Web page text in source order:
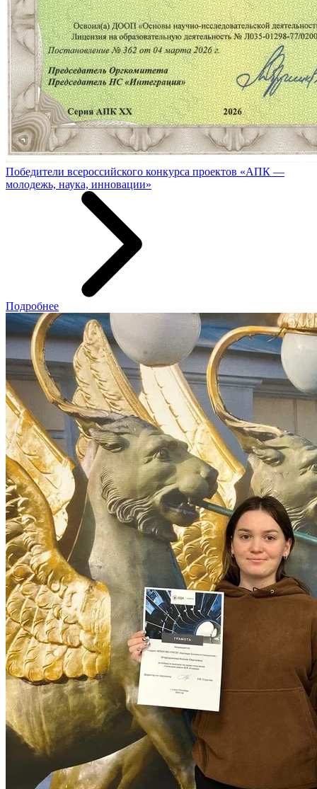
Победители всероссийского конкурса проектов «АПК —
молодежь, наука, инновации»
Подробнее